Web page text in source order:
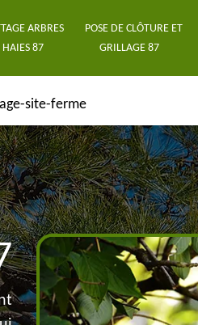
ARBRES
HAIES 87
POSE DE CLÔTURE ET
GRILLAGE 87